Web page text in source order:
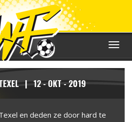
Toggle
TEXEL | 12 - OKT - 2019
en deden ze door hard te